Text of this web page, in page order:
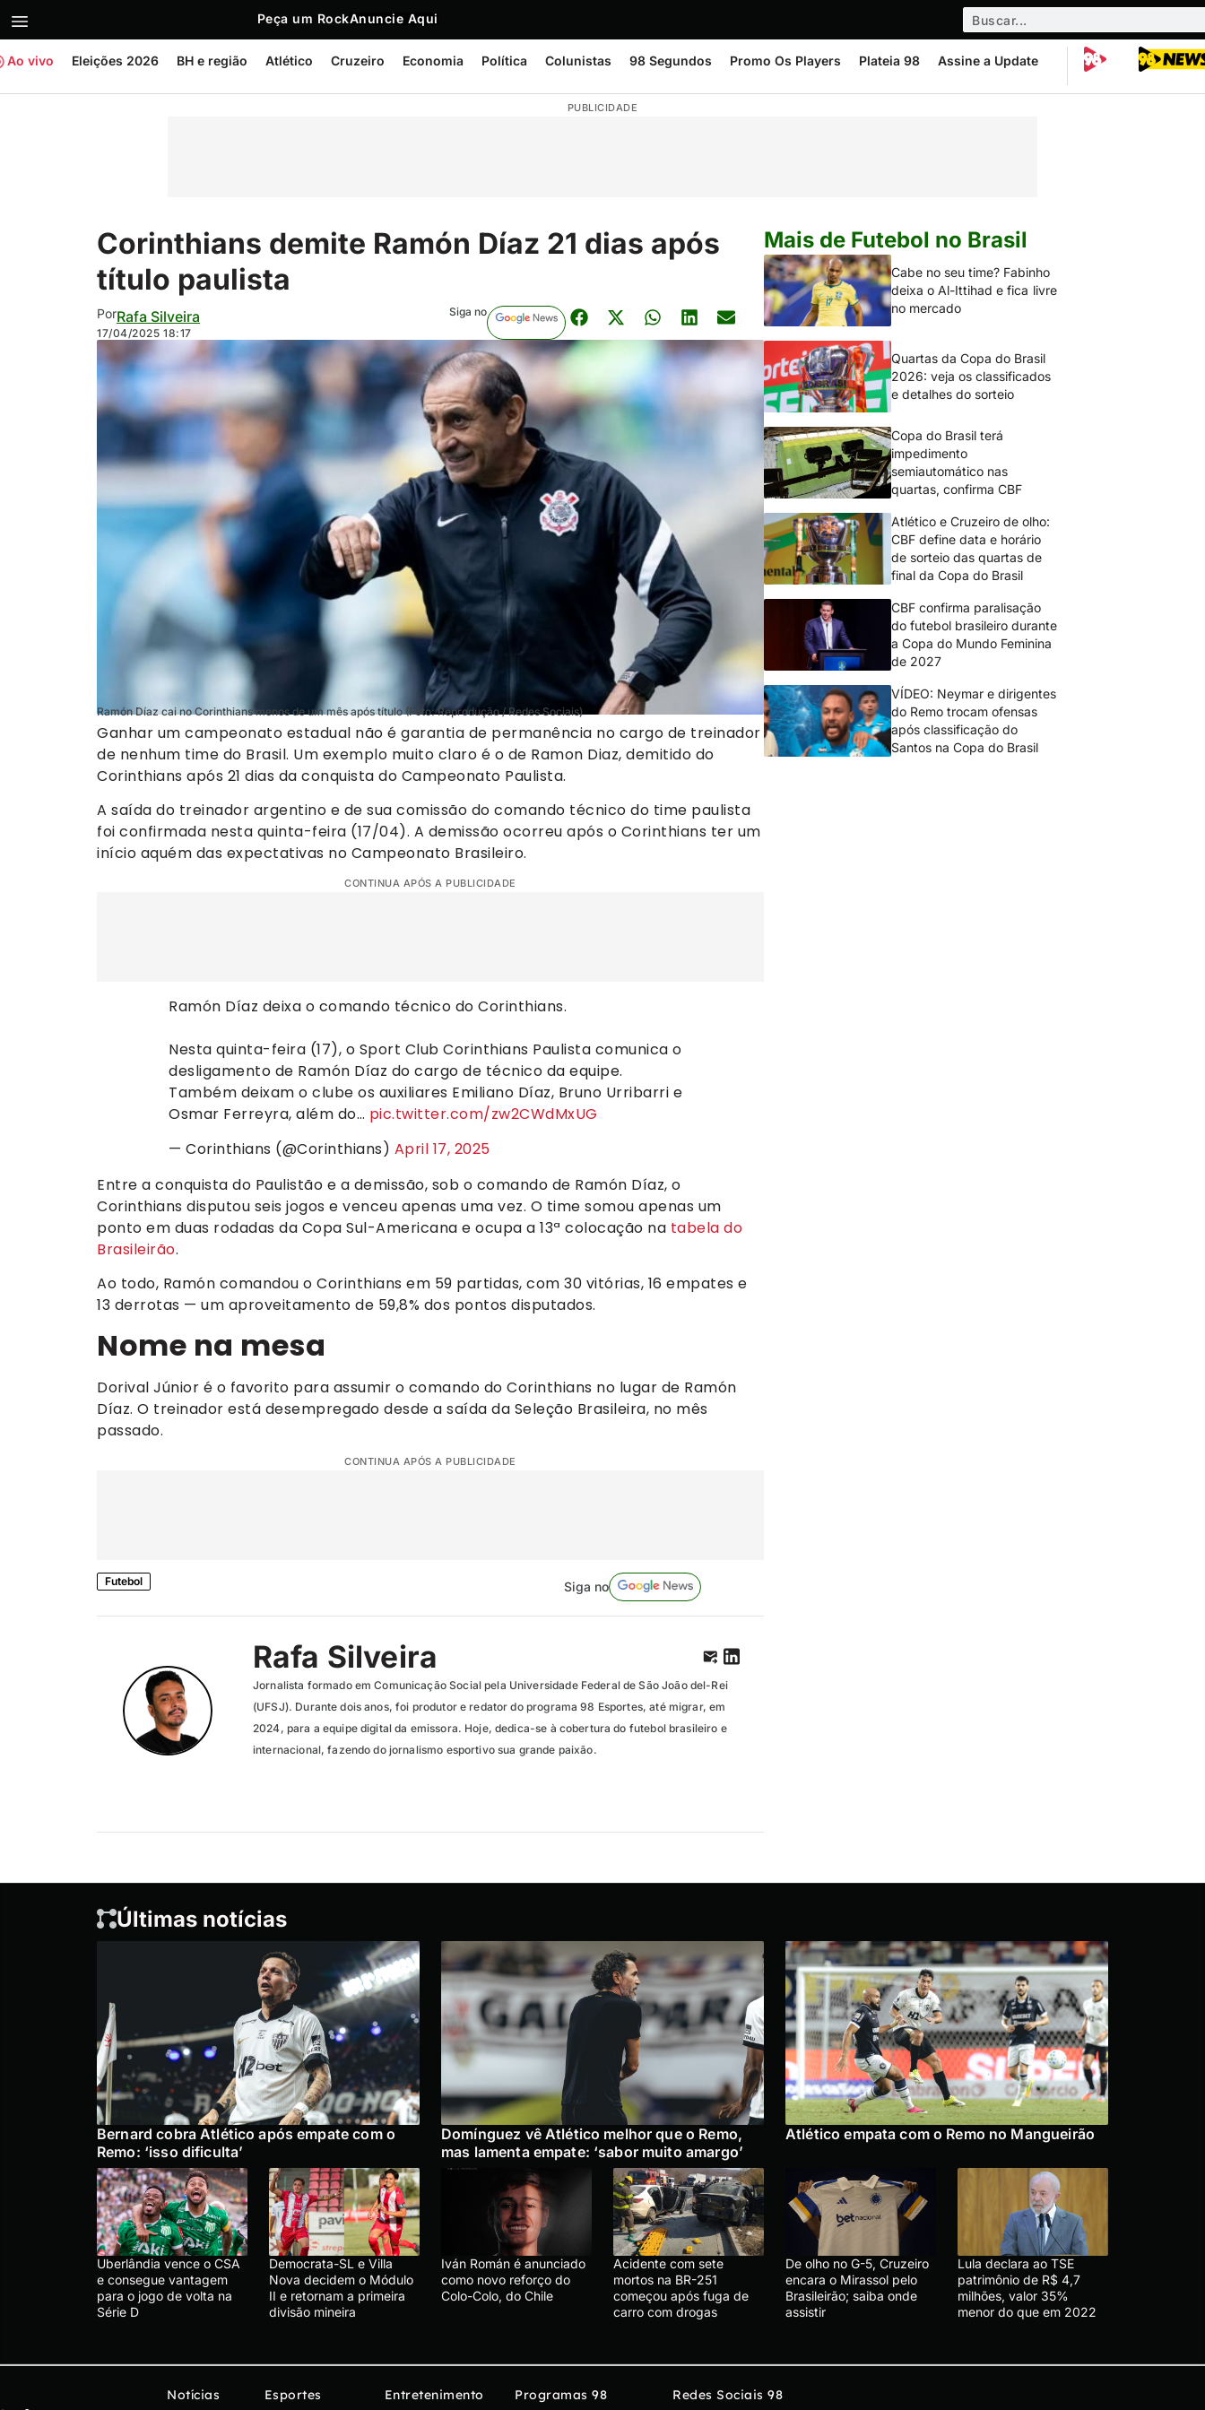
Peça um RockAnuncie Aqui
Ao vivo Eleições 2026 BH e região Atlético Cruzeiro Economia Política Colunistas 98 Segundos Promo Os Players Plateia 98 Assine a Update
PUBLICIDADE
Corinthians demite Ramón Díaz 21 dias após
título paulista
PorRafa Silveira
17/04/2025 18:17
Siga no
Ramón Díaz cai no Corinthians menos de um mês após título (Foto: Reprodução / Redes Sociais)
Ganhar um campeonato estadual não é garantia de permanência no cargo de treinador
de nenhum time do Brasil. Um exemplo muito claro é o de Ramon Diaz, demitido do
Corinthians após 21 dias da conquista do Campeonato Paulista.
A saída do treinador argentino e de sua comissão do comando técnico do time paulista
foi confirmada nesta quinta-feira (17/04). A demissão ocorreu após o Corinthians ter um
início aquém das expectativas no Campeonato Brasileiro.
CONTINUA APÓS A PUBLICIDADE
Ramón Díaz deixa o comando técnico do Corinthians.
Nesta quinta-feira (17), o Sport Club Corinthians Paulista comunica o
desligamento de Ramón Díaz do cargo de técnico da equipe.
Também deixam o clube os auxiliares Emiliano Díaz, Bruno Urribarri e
Osmar Ferreyra, além do… pic.twitter.com/zw2CWdMxUG
— Corinthians (@Corinthians) April 17, 2025
Entre a conquista do Paulistão e a demissão, sob o comando de Ramón Díaz, o
Corinthians disputou seis jogos e venceu apenas uma vez. O time somou apenas um
ponto em duas rodadas da Copa Sul-Americana e ocupa a 13ª colocação na tabela do
Brasileirão.
Ao todo, Ramón comandou o Corinthians em 59 partidas, com 30 vitórias, 16 empates e
13 derrotas — um aproveitamento de 59,8% dos pontos disputados.
Nome na mesa
Dorival Júnior é o favorito para assumir o comando do Corinthians no lugar de Ramón
Díaz. O treinador está desempregado desde a saída da Seleção Brasileira, no mês
passado.
CONTINUA APÓS A PUBLICIDADE
Futebol Siga no
Rafa Silveira
Jornalista formado em Comunicação Social pela Universidade Federal de São João del-Rei
(UFSJ). Durante dois anos, foi produtor e redator do programa 98 Esportes, até migrar, em
2024, para a equipe digital da emissora. Hoje, dedica-se à cobertura do futebol brasileiro e
internacional, fazendo do jornalismo esportivo sua grande paixão.
Mais de Futebol no Brasil
Cabe no seu time? Fabinho
deixa o Al-Ittihad e fica livre
no mercado
Quartas da Copa do Brasil
2026: veja os classificados
e detalhes do sorteio
Copa do Brasil terá
impedimento
semiautomático nas
quartas, confirma CBF
Atlético e Cruzeiro de olho:
CBF define data e horário
de sorteio das quartas de
final da Copa do Brasil
CBF confirma paralisação
do futebol brasileiro durante
a Copa do Mundo Feminina
de 2027
VÍDEO: Neymar e dirigentes
do Remo trocam ofensas
após classificação do
Santos na Copa do Brasil
Últimas notícias
Bernard cobra Atlético após empate com o
Remo: ‘isso dificulta’
Domínguez vê Atlético melhor que o Remo,
mas lamenta empate: ‘sabor muito amargo’
Atlético empata com o Remo no Mangueirão
Uberlândia vence o CSA
e consegue vantagem
para o jogo de volta na
Série D
Democrata-SL e Villa
Nova decidem o Módulo
II e retornam a primeira
divisão mineira
Iván Román é anunciado
como novo reforço do
Colo-Colo, do Chile
Acidente com sete
mortos na BR-251
começou após fuga de
carro com drogas
De olho no G-5, Cruzeiro
encara o Mirassol pelo
Brasileirão; saiba onde
assistir
Lula declara ao TSE
patrimônio de R$ 4,7
milhões, valor 35%
menor do que em 2022
Notícias
Esportes
Entretenimento
Programas 98
Redes Sociais 98